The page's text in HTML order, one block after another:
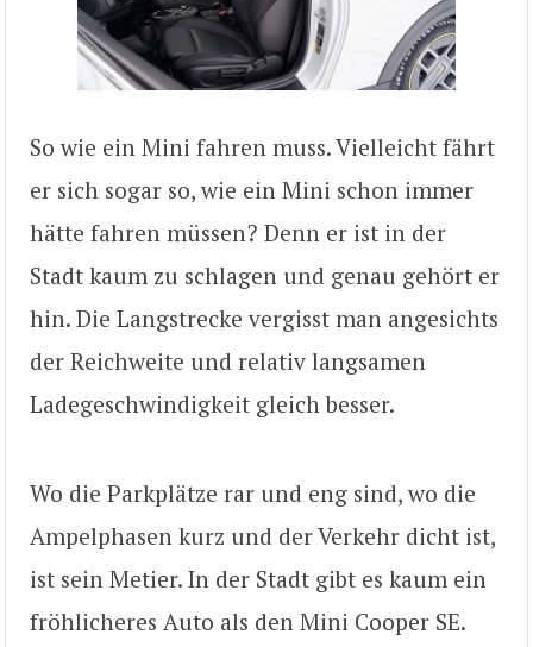
So wie ein Mini fahren muss. Vielleicht fährt
er sich sogar so, wie ein Mini schon immer
hätte fahren müssen? Denn er ist in der
Stadt kaum zu schlagen und genau gehört er
hin. Die Langstrecke vergisst man angesichts
der Reichweite und relativ langsamen
Ladegeschwindigkeit gleich besser.
Wo die Parkplätze rar und eng sind, wo die
Ampelphasen kurz und der Verkehr dicht ist,
ist sein Metier. In der Stadt gibt es kaum ein
fröhlicheres Auto als den Mini Cooper SE.